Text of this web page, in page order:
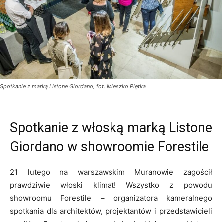
Spotkanie z marką Listone Giordano, fot. Mieszko Piętka
Spotkanie z włoską marką Listone
Giordano w showroomie Forestile
21 lutego na warszawskim Muranowie zagościł
prawdziwie włoski klimat! Wszystko z powodu
showroomu Forestile – organizatora kameralnego
spotkania dla architektów, projektantów i przedstawicieli